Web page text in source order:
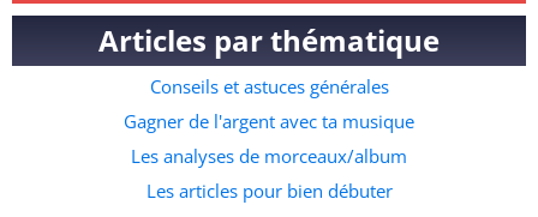
doute à composer de l’afro beat. Si tu n’en a encore jamais
composé, tu peux également visionner mon tuto complet
disponible ici. Le pack contient des éléments de rythmes
specifiques à l’afro beat, mais aussi des instruments, des
fichiers midis et même quelques accapelas et loops prête à
l’emploi. C’est de loin la meilleure ressource pour ceux qui
souhaitent commencer à faire des prods dans ce genre
musicale. A quelle adresse veux tu recevoir le pack ?
Articles par thématique
Conseils et astuces générales
Gagner de l'argent avec ta musique
Les analyses de morceaux/album
Les articles pour bien débuter